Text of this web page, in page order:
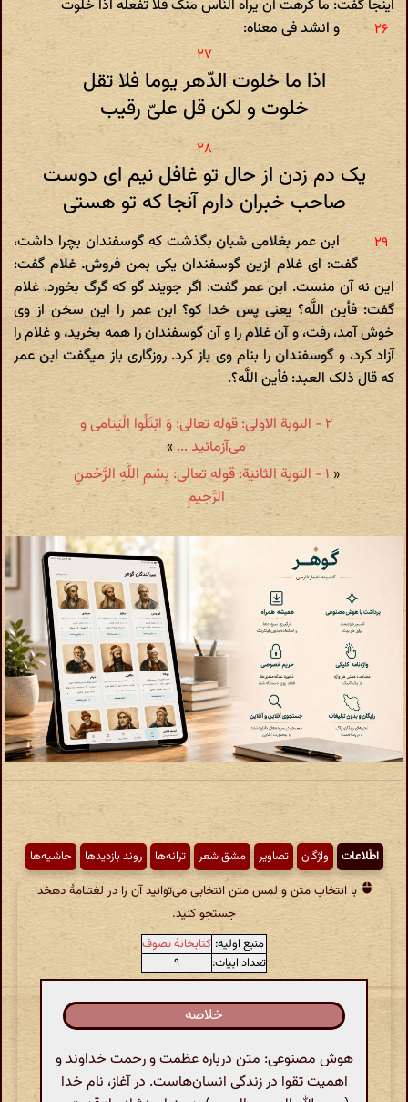
اینجا گفت: ما کرهت أن یراه النّاس منک فلا تفعله اذا خلوت‌
و انشد فی معناه:
اذا ما خلوت الدّهر یوما فلا تقل
خلوت و لکن قل علیّ رقیب‌
یک دم زدن از حال تو غافل نیم ای دوست‌
صاحب خبران دارم آنجا که تو هستی
ابن عمر بغلامی شبان بگذشت که گوسفندان بچرا داشت،
گفت: ای غلام ازین گوسفندان یکی بمن فروش. غلام گفت:
این نه آن منست. ابن عمر گفت: اگر جویند گو که گرگ بخورد. غلام
گفت: فأین اللَّه؟ یعنی پس خدا کو؟ ابن عمر را این سخن از وی
خوش آمد، رفت، و آن غلام را و آن گوسفندان را همه بخرید، و غلام را
آزاد کرد، و گوسفندان را بنام وی باز کرد. روزگاری باز میگفت ابن عمر
که قال ذلک العبد: فأین اللَّه؟.
۲ - النوبة الاولى: قوله تعالی: وَ ابْتَلُوا الْیَتامی‌ و
می‌آزمائید ... »
« ۱ - النوبة الثانیة: قوله تعالی: بِسْمِ اللَّهِ الرَّحْمنِ
الرَّحِیمِ
اطّلاعات واژگان تصاویر مشق شعر ترانه‌ها روند بازدیدها حاشیه‌ها
با انتخاب متن و لمس متن انتخابی می‌توانید آن را در لغتنامهٔ دهخدا
جستجو کنید.
منبع اولیه: کتابخانهٔ تصوف
تعداد ابیات:
۹
خلاصه
هوش مصنوعی: متن درباره عظمت و رحمت خداوند و
اهمیت تقوا در زندگی انسان‌هاست. در آغاز، نام خدا